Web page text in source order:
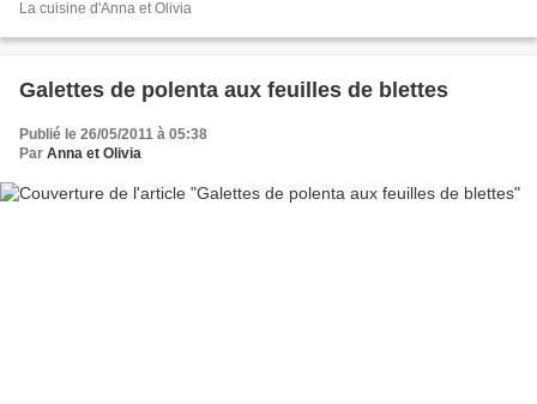
La cuisine d'Anna et Olivia
Galettes de polenta aux feuilles de blettes
Publié le 26/05/2011 à 05:38
Par Anna et Olivia